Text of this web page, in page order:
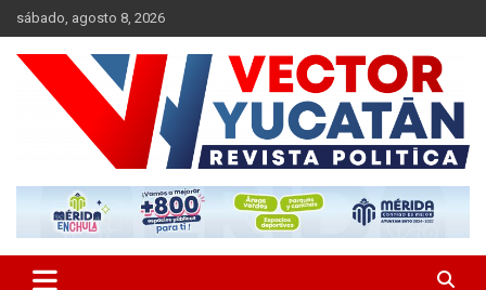
Saltar
al
contenido
sábado, agosto 8, 2026
Vector Yucatán